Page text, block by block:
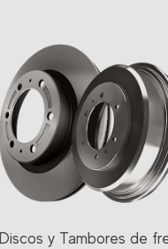
Discos y Tambores de